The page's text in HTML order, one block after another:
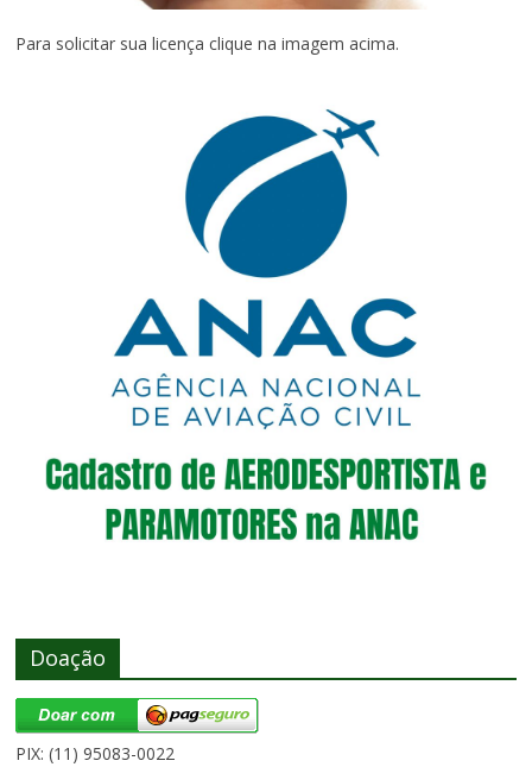
Para solicitar sua licença clique na imagem acima.
Doação
PIX: (11) 95083-0022